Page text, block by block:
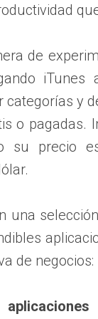
de
categorías y
o pagadas.
su precio
una
de negocios: